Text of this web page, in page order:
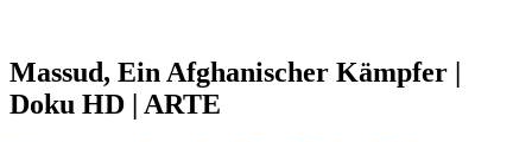
Massud, Ein Afghanischer Kämpfer |
Doku HD | ARTE